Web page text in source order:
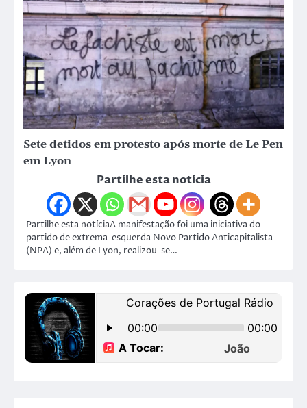
Sete detidos em protesto após morte de Le Pen
em Lyon
Partilhe esta notícia
Partilhe esta notíciaA manifestação foi uma iniciativa do
partido de extrema-esquerda Novo Partido Anticapitalista
(NPA) e, além de Lyon, realizou-se…